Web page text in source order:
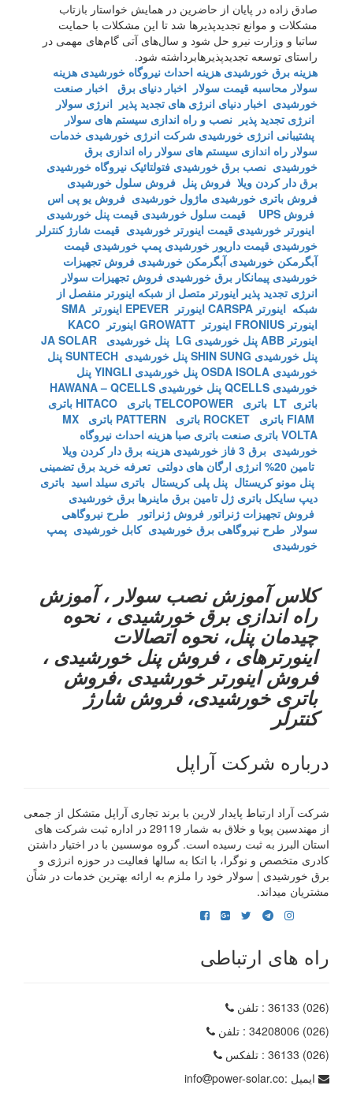
صادق زاده در پایان از حاضرین در همایش خواستار بازتاب
مشکلات و موانع تجدیدپذیر‌ها شد تا این مشکلات با حمایت
ساتبا و وزارت نیرو حل شود و سال‌های آتی گام‌های مهمی در
راستای توسعه تجدیدپذیرهابرداشته شود.
هزینه برق خورشیدی هزینه احداث نیروگاه خورشیدی هزینه
سولار محاسبه قیمت سولار اخبار دنیای برق اخبار صنعت
خورشیدی اخبار دنیای انرژی های تجدید پذیر انرژی سولار
انرژی تجدید پذیر نصب و راه اندازی سیستم های سولار
پشتیبانی انرژی خورشیدی شرکت انرژی خورشیدی خدمات
سولار راه اندازی سیستم های سولار راه اندازی برق
خورشیدی نصب برق خورشیدی فتولتائیک نیروگاه خورشیدی
برق دار کردن ویلا فروش پنل فروش سلول خورشیدی
فروش باتری خورشیدی ماژول خورشیدی فروش یو پی اس
فروش UPS
قیمت سلول خورشیدی قیمت پنل خورشیدی
اینورتر خورشیدی قیمت اینورتر خورشیدی قیمت شارژ کنترلر
خورشیدی قیمت داریور خورشیدی پمپ خورشیدی قیمت
آبگرمکن خورشیدی آبگرمکن خورشیدی فروش تجهیزات
خورشیدی پیمانکار برق خورشیدی فروش تجهیزات سولار
انرژی تجدید پذیر اینورتر متصل از شبکه اینورتر منفصل از
شبکه اینورتر CARSPA اینورتر EPEVER
اینورتر SMA
اینورتر FRONIUS
اینورتر GROWATT
اینورتر KACO
اینورتر ABB
پنل خورشیدی LG
پنل خورشیدی JA SOLAR
پنل خورشیدی SHIN SUNG
پنل خورشیدی SUNTECH
پنل
خورشیدی OSDA ISOLA
پنل خورشیدی YINGLI
پنل
خورشیدی QCELLS
پنل خورشیدی HAWANA – QCELLS
باتری LT
باتری TELCOPOWER باتری HITACO
باتری
باتری ROCKET باتری PATTERN
باتری MX
VOLTA باتری صنعت باتری صبا هزینه احداث نیروگاه
خورشیدی برق 3 فاز خورشیدی
هزینه برق دار کردن ویلا
تامین 20% انرژی ارگان های دولتی
تعرفه خرید برق تضمینی
پنل مونو کریستال پنل پلی کریستال باتری سیلد اسید باتری
دیپ سایکل باتری ژل تامین برق ماینرها برق خورشیدی
فروش تجهیزات ژنراتور فروش ژنراتور
طرح نیروگاهی
سولار طرح نیروگاهی برق خورشیدی کابل خورشیدی پمپ
خورشیدی
کلاس آموزش نصب سولار ، آموزش
راه اندازی برق خورشیدی ، نحوه
چیدمان پنل، نحوه اتصالات
اینورترهای ، فروش پنل خورشیدی ،
فروش اینورتر خورشیدی ،فروش
باتری خورشیدی، فروش شارژ
کنترلر
درباره شرکت آراپل
شرکت آراد ارتباط پایدار لارین با برند تجاری آراپل متشکل از جمعی
از مهندسین پویا و خلاق به شمار 29119 در اداره ثبت شرکت های
استان البرز به ثبت رسیده است. گروه موسسین با در اختیار داشتن
کادری متخصص و نوگرا، با اتکا به سالها فعالیت در حوزه انرژی و
برق خورشیدی | سولار خود را ملزم به ارائه بهترین خدمات در شاًن
مشتریان میداند.
راه های ارتباطی
(026) 36133
: تلفن
(026) 34208006
: تلفن
(026) 36133
: تلفکس
ایمیل :
info power-solar.co